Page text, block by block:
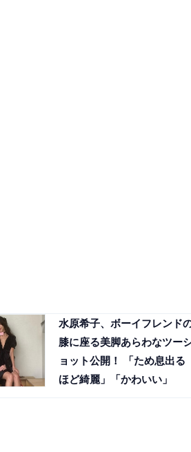
水原希子、ボーイフレンド
膝に座る美脚あらわなツー
ョット公開！ 「ため息出る
ほど綺麗」「かわいい」